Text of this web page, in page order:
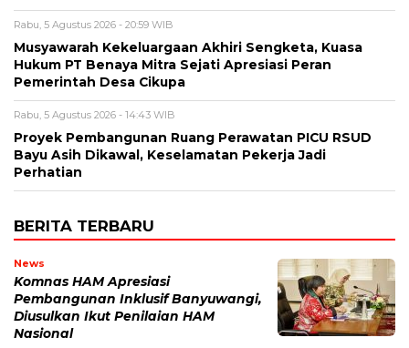
Rabu, 5 Agustus 2026 - 20:59 WIB
Musyawarah Kekeluargaan Akhiri Sengketa, Kuasa
Hukum PT Benaya Mitra Sejati Apresiasi Peran
Pemerintah Desa Cikupa
Rabu, 5 Agustus 2026 - 14:43 WIB
Proyek Pembangunan Ruang Perawatan PICU RSUD
Bayu Asih Dikawal, Keselamatan Pekerja Jadi
Perhatian
BERITA TERBARU
News
Komnas HAM Apresiasi
Pembangunan Inklusif Banyuwangi,
Diusulkan Ikut Penilaian HAM
Nasional